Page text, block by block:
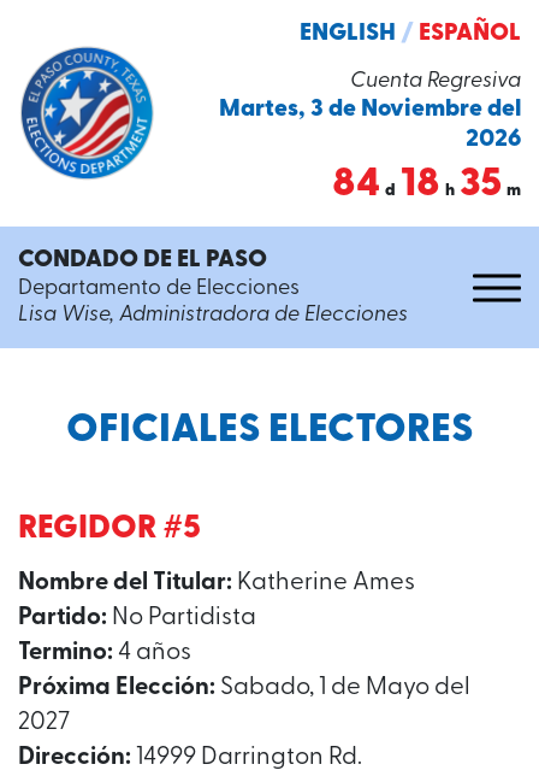
Cuenta Regresiva
Martes, 3 de Noviembre del
2026
84 d 18 h 35 m
ENGLISH / ESPAÑOL
CONDADO DE EL PASO
Departamento de Elecciones
Lisa Wise, Administradora de Elecciones
OFICIALES ELECTORES
REGIDOR #5
Nombre del Titular: Katherine Ames
Partido: No Partidista
Termino: 4 años
Próxima Elección: Sabado, 1 de Mayo del
2027
Dirección: 14999 Darrington Rd.